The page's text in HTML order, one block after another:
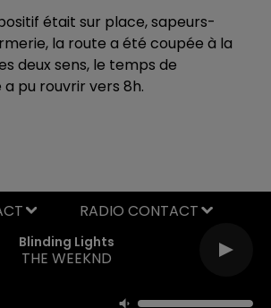
était sur place, sapeurs-
la route a été coupée à la
deux sens, le temps de
pu rouvrir vers 8h.
Blinding Lights
THE WEEKND
RADIO CONTACT